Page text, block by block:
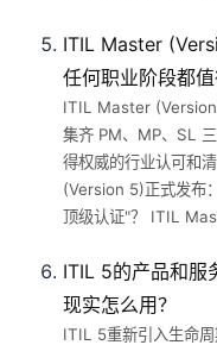
ITIL Master
任何职业阶段都
ITIL Master
集齐 PM、MP、SL
得权威的行业认可和
(Version 5)正式发布
顶级认证"？ ITIL
ITIL 5的产品和服
现实怎么用？
ITIL 5重新引入生命周